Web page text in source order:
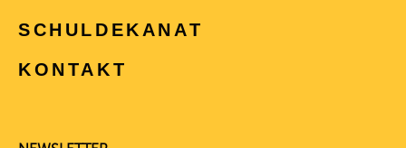
SCHULDEKANAT
KONTAKT